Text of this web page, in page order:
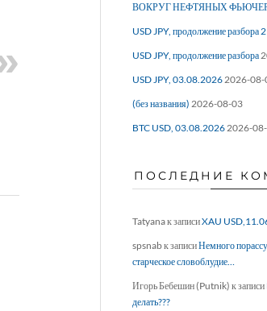
ВОКРУГ НЕФТЯНЫХ
USD JPY, продолжение разбора 2
USD JPY, продолжение разбора
USD JPY, 03.08.20262026-08-
(без названия) 2026-08-03
BTC USD, 03.08.20262026-
ПОСЛЕДНИЕ
Tatyanaк записиXAU
spsnabк записиНемного
старческое словоблудие…
Игорь Бебешин (Putnik) к записи
делать???